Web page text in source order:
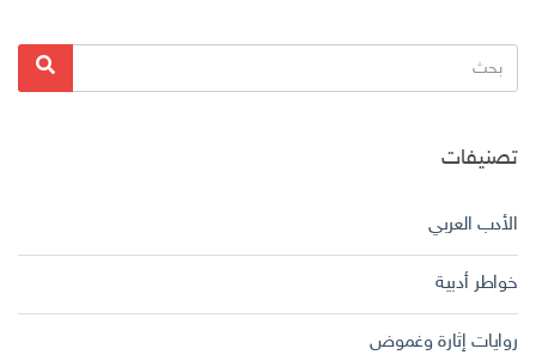
البحث
عن:
بحث
تصنيفات
الأدب العربي
خواطر أدبية
روايات إثارة وغموض